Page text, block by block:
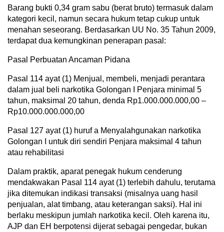
Barang bukti 0,34 gram sabu (berat bruto) termasuk dalam
kategori kecil, namun secara hukum tetap cukup untuk
menahan seseorang. Berdasarkan UU No. 35 Tahun 2009,
terdapat dua kemungkinan penerapan pasal:
Pasal Perbuatan Ancaman Pidana
Pasal 114 ayat (1) Menjual, membeli, menjadi perantara
dalam jual beli narkotika Golongan I Penjara minimal 5
tahun, maksimal 20 tahun, denda Rp1.000.000.000,00 –
Rp10.000.000.000,00
Pasal 127 ayat (1) huruf a Menyalahgunakan narkotika
Golongan I untuk diri sendiri Penjara maksimal 4 tahun
atau rehabilitasi
Dalam praktik, aparat penegak hukum cenderung
mendakwakan Pasal 114 ayat (1) terlebih dahulu, terutama
jika ditemukan indikasi transaksi (misalnya uang hasil
penjualan, alat timbang, atau keterangan saksi). Hal ini
berlaku meskipun jumlah narkotika kecil. Oleh karena itu,
AJP dan EH berpotensi dijerat sebagai pengedar, bukan